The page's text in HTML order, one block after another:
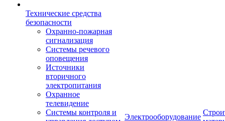
Технические средства
безопасности
Охранно-пожарная
сигнализация
Системы речевого
оповещения
Источники
вторичного
электропитания
Охранное
телевидение
Системы контроля и
Электрооборудование